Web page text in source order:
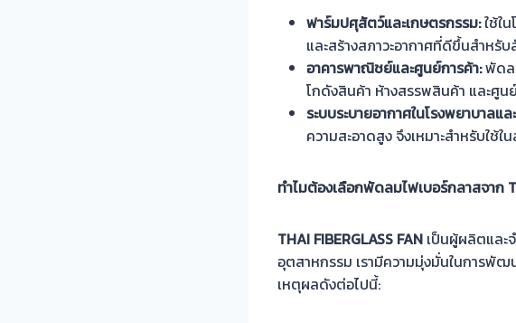
ฟาร์มปศุสัตว์และเกษตรกรรม:ใช้ใน
และสร้างสภาวะอากาศที่ดีขึ้นสำหรั
อาคารพาณิชย์และศูนย์การค้า:พัดล
โกดังสินค้า ห้างสรรพสินค้า และศูน
ระบบระบายอากาศในโรงพยาบาลแ
ความสะอาดสูง จึงเหมาะสำหรับใช้
ทำไมต้องเลือกพัดลมไฟเบอร์กลาสจาก
THAI FIBERGLASS FAN เป็นผู้ผลิตและ
อุตสาหกรรม เรามีความมุ่งมั่นในการ
เหตุผลดังต่อไปนี้: